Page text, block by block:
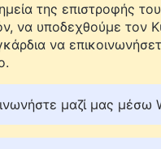
της επιστροφής
να υποδεχθούμε τον
να
μαζί μας μέσω